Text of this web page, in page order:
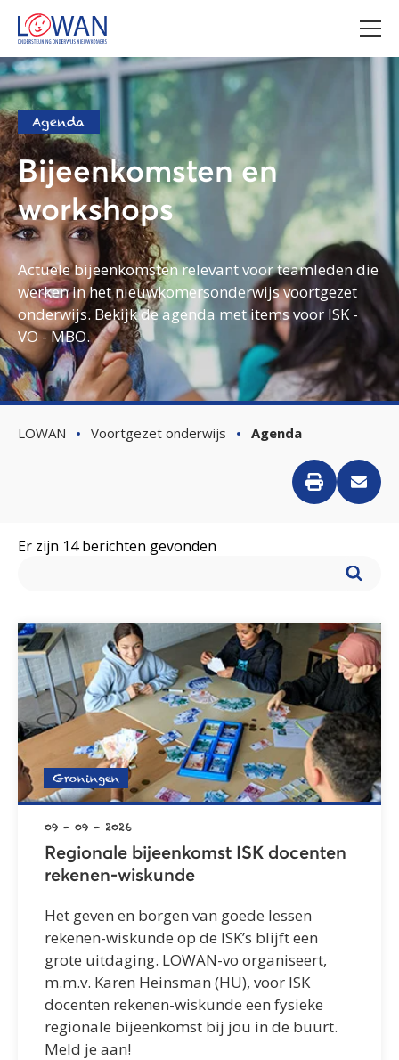
Agenda
Bijeenkomsten en
workshops
Actuele bijeenkomsten relevant voor teamleden die
werken in het nieuwkomersonderwijs voortgezet
onderwijs. Bekijk de agenda met items voor ISK -
VO - MBO.
LOWAN Voortgezet onderwijs Agenda
Er zijn 14berichten gevonden
Groningen
09 - 09 - 2026
Regionale bijeenkomst ISK docenten
rekenen-wiskunde
Het geven en borgen van goede lessen
rekenen-wiskunde op de ISK’s blijft een
grote uitdaging. LOWAN-vo organiseert,
m.m.v. Karen Heinsman (HU), voor ISK
docenten rekenen-wiskunde een fysieke
regionale bijeenkomst bij jou in de buurt.
Meld je aan!